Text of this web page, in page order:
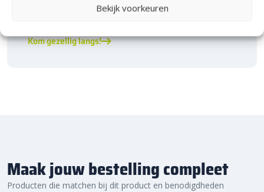
Bekijk voorkeuren
Kom gezellig langs!
Maak jouw bestelling compleet
Producten die matchen bij dit product en benodigdheden